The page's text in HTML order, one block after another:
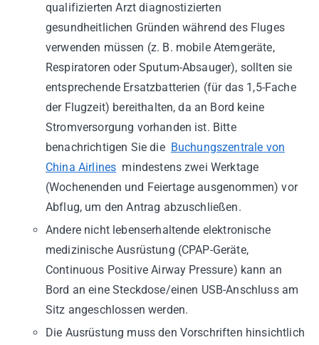
qualifizierten Arzt diagnostizierten
gesundheitlichen Gründen während des Fluges
verwenden müssen (z. B. mobile Atemgeräte,
Respiratoren oder Sputum-Absauger), sollten sie
entsprechende Ersatzbatterien (für das 1,5-Fache
der Flugzeit) bereithalten, da an Bord keine
Stromversorgung vorhanden ist. Bitte
benachrichtigen Sie die Buchungszentrale von
China Airlines mindestens zwei Werktage
(Wochenenden und Feiertage ausgenommen) vor
Abflug, um den Antrag abzuschließen.
Andere nicht lebenserhaltende elektronische
medizinische Ausrüstung (CPAP-Geräte,
Continuous Positive Airway Pressure) kann an
Bord an eine Steckdose/einen USB-Anschluss am
Sitz angeschlossen werden.
Die Ausrüstung muss den Vorschriften hinsichtlich